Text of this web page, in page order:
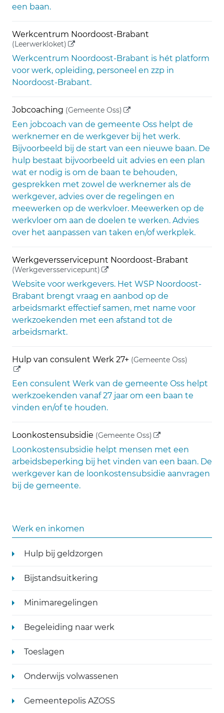
een baan.
Werkcentrum Noordoost-Brabant
(Leerwerkloket) (externe link)
Werkcentrum Noordoost-Brabant is hét platform
voor werk, opleiding, personeel en zzp in
Noordoost-Brabant.
Jobcoaching (Gemeente Oss) (externe link)
Een jobcoach van de gemeente Oss helpt de
werknemer en de werkgever bij het werk.
Bijvoorbeeld bij de start van een nieuwe baan. De
hulp bestaat bijvoorbeeld uit advies en een plan
wat er nodig is om de baan te behouden,
gesprekken met zowel de werknemer als de
werkgever, advies over de regelingen en
meewerken op de werkvloer. Meewerken op de
werkvloer om aan de doelen te werken. Advies
over het aanpassen van taken en/of werkplek.
Werkgeversservicepunt Noordoost-Brabant
(Werkgeversservicepunt) (externe link)
Website voor werkgevers. Het WSP Noordoost-
Brabant brengt vraag en aanbod op de
arbeidsmarkt effectief samen, met name voor
werkzoekenden met een afstand tot de
arbeidsmarkt.
Hulp van consulent Werk 27+ (Gemeente Oss)
Een consulent Werk van de gemeente Oss helpt
werkzoekenden vanaf 27 jaar om een baan te
vinden en/of te houden.
Loonkostensubsidie (Gemeente Oss) (externe link)
Loonkostensubsidie helpt mensen met een
arbeidsbeperking bij het vinden van een baan. De
werkgever kan de loonkostensubsidie aanvragen
bij de gemeente.
Werk en inkomen
Hulp bij geldzorgen
Bijstandsuitkering
Minimaregelingen
Begeleiding naar werk
Toeslagen
Onderwijs volwassenen
Gemeentepolis AZOSS